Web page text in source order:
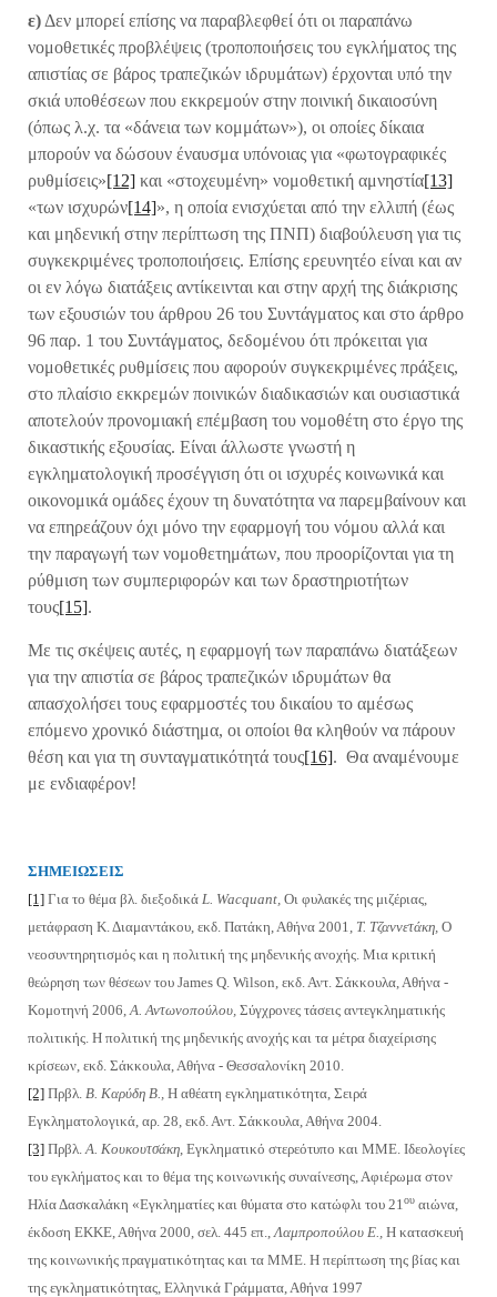
ε) Δεν μπορεί επίσης να παραβλεφθεί ότι οι παραπάνω
νομοθετικές προβλέψεις (τροποποιήσεις του εγκλήματος της
απιστίας σε βάρος τραπεζικών ιδρυμάτων) έρχονται υπό την
σκιά υποθέσεων που εκκρεμούν στην ποινική δικαιοσύνη
(όπως λ.χ. τα «δάνεια των κομμάτων»), οι οποίες δίκαια
μπορούν να δώσουν έναυσμα υπόνοιας για «φωτογραφικές
ρυθμίσεις»[12] και «στοχευμένη» νομοθετική αμνηστία[13]
«των ισχυρών[14]», η οποία ενισχύεται από την ελλιπή (έως
και μηδενική στην περίπτωση της ΠΝΠ) διαβούλευση για τις
συγκεκριμένες τροποποιήσεις. Επίσης ερευνητέο είναι και αν
οι εν λόγω διατάξεις αντίκεινται και στην αρχή της διάκρισης
των εξουσιών του άρθρου 26 του Συντάγματος και στο άρθρο
96 παρ. 1 του Συντάγματος, δεδομένου ότι πρόκειται για
νομοθετικές ρυθμίσεις που αφορούν συγκεκριμένες πράξεις,
στο πλαίσιο εκκρεμών ποινικών διαδικασιών και ουσιαστικά
αποτελούν προνομιακή επέμβαση του νομοθέτη στο έργο της
δικαστικής εξουσίας. Είναι άλλωστε γνωστή η
εγκληματολογική προσέγγιση ότι οι ισχυρές κοινωνικά και
οικονομικά ομάδες έχουν τη δυνατότητα να παρεμβαίνουν και
να επηρεάζουν όχι μόνο την εφαρμογή του νόμου αλλά και
την παραγωγή των νομοθετημάτων, που προορίζονται για τη
ρύθμιση των συμπεριφορών και των δραστηριοτήτων
τους[15].
Με τις σκέψεις αυτές, η εφαρμογή των παραπάνω διατάξεων
για την απιστία σε βάρος τραπεζικών ιδρυμάτων θα
απασχολήσει τους εφαρμοστές του δικαίου το αμέσως
επόμενο χρονικό διάστημα, οι οποίοι θα κληθούν να πάρουν
θέση και για τη συνταγματικότητά τους[16]. Θα αναμένουμε
με ενδιαφέρον!
ΣΗΜΕΙΩΣΕΙΣ
[1] Για το θέμα βλ. διεξοδικά L. Wacquant, Οι φυλακές της μιζέριας,
μετάφραση Κ. Διαμαντάκου, εκδ. Πατάκη, Αθήνα 2001, Τ. Τζαννετάκη, Ο
νεοσυντηρητισμός και η πολιτική της μηδενικής ανοχής. Μια κριτική
θεώρηση των θέσεων του James Q. Wilson, εκδ. Αντ. Σάκκουλα, Αθήνα -
Κομοτηνή 2006, Α. Αντωνοπούλου, Σύγχρονες τάσεις αντεγκληματικής
πολιτικής. Η πολιτική της μηδενικής ανοχής και τα μέτρα διαχείρισης
κρίσεων, εκδ. Σάκκουλα, Αθήνα - Θεσσαλονίκη 2010.
[2] Πρβλ. Β. Καρύδη Β., Η αθέατη εγκληματικότητα, Σειρά
Εγκληματολογικά, αρ. 28, εκδ. Αντ. Σάκκουλα, Αθήνα 2004.
[3] Πρβλ. Α. Κουκουτσάκη , Εγκληματικό στερεότυπο και ΜΜΕ. Ιδεολογίες
του εγκλήματος και το θέμα της κοινωνικής συναίνεσης, Αφιέρωμα στον
Ηλία Δασκαλάκη «Εγκληματίες και θύματα στο κατώφλι του 21 ου αιώνα,
έκδοση ΕΚΚΕ, Αθήνα 2000, σελ. 445 επ., Λαμπροπούλου Ε., Η κατασκευή
της κοινωνικής πραγματικότητας και τα ΜΜΕ. Η περίπτωση της βίας και
της εγκληματικότητας, Ελληνικά Γράμματα, Αθήνα 1997